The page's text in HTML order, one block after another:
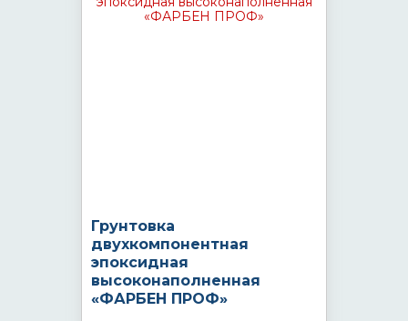
Грунтовка
двухкомпонентная
эпоксидная
высоконаполненная
«ФАРБЕН ПРОФ»